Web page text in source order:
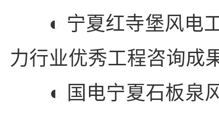
◐ 宁夏红寺堡风电工
力行业优秀工程咨询成
◐ 国电宁夏石板泉风